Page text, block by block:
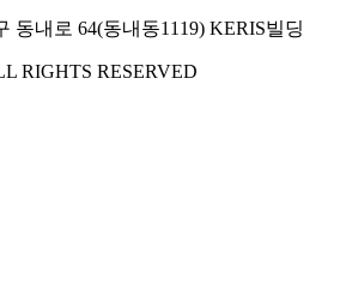
동내로 64(동내동1119) KERIS빌딩
RIGHTS RESERVED